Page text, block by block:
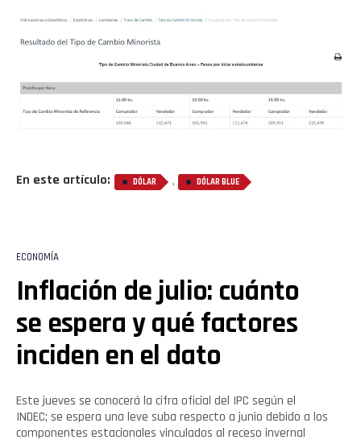
En este artículo: DÓLAR , DÓLAR BLUE
ECONOMÍA
Inflación de julio: cuánto
se espera y qué factores
inciden en el dato
Este jueves se conocerá la cifra oficial del IPC según el
INDEC; se espera una leve suba respecto a junio debido a los
componentes estacionales vinculados al receso invernal